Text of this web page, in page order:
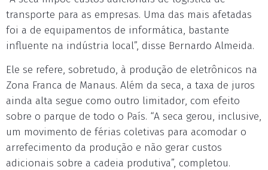
transporte para as empresas. Uma das mais afetadas
foi a de equipamentos de informática, bastante
influente na indústria local”, disse Bernardo Almeida.
Ele se refere, sobretudo, à produção de eletrônicos na
Zona Franca de Manaus. Além da seca, a taxa de juros
ainda alta segue como outro limitador, com efeito
sobre o parque de todo o País. “A seca gerou, inclusive,
um movimento de férias coletivas para acomodar o
arrefecimento da produção e não gerar custos
adicionais sobre a cadeia produtiva”, completou.